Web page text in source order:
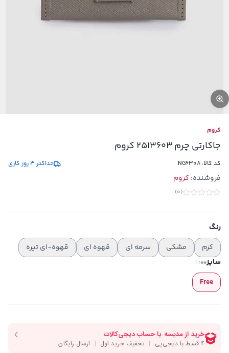
کروم
جاکارتی چرم 2513603 کروم
کد کالا: NG6308 حداکثر 3 روز کاری
فروشنده: کروم
(
0
)
رنگ
کرم
مشکی سرمه ای قهوه ای
قهوه-ای تیره
سایزFree
Free